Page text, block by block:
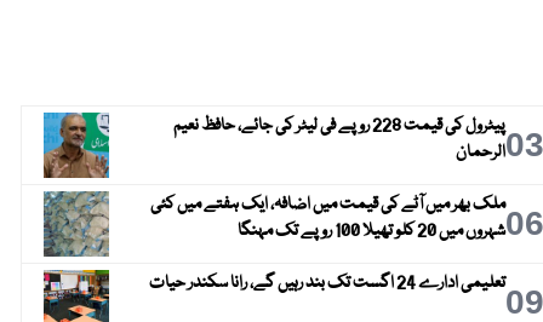
03
پیٹرول کی قیمت 228 روپے فی لیٹر کی جائے، حافظ نعیم
الرحمان
06ملک بھر میں آٹے کی قیمت میں اضافہ، ایک ہفتے میں کئی
شہروں میں 20 کلو تھیلا 100 روپے تک مہنگا
09تعلیمی ادارے 24 اگست تک بند رہیں گے، رانا سکندر حیات